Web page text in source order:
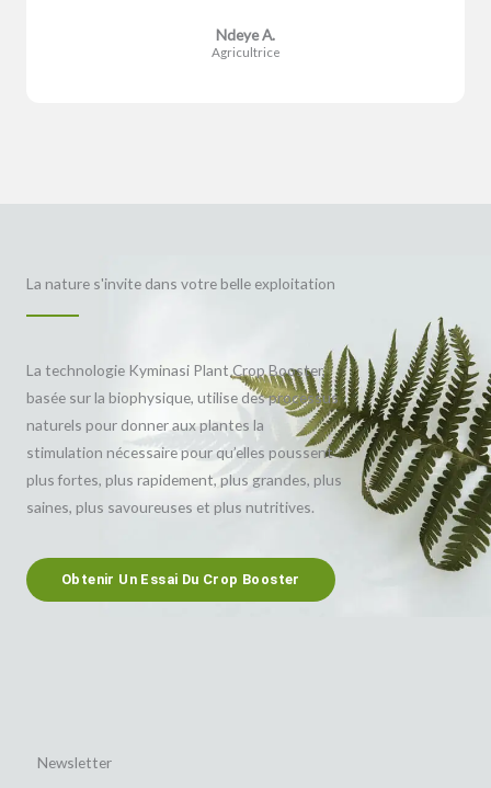
Ndeye A.
Agricultrice
La nature s'invite dans votre belle exploitation
La technologie Kyminasi Plant Crop Booster,
basée sur la biophysique, utilise des processus
naturels pour donner aux plantes la
stimulation nécessaire pour qu’elles poussent
plus fortes, plus rapidement, plus grandes, plus
saines, plus savoureuses et plus nutritives.
Obtenir Un Essai Du Crop Booster
Newsletter